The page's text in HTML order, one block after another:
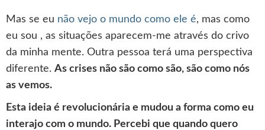
Mas se eu não vejo o mundo como ele é, mas como
eu sou , as situações aparecem-me através do crivo
da minha mente. Outra pessoa terá uma perspectiva
diferente. As crises não são como são, são como nós
as vemos.
Esta ideia é revolucionária e mudou a forma como eu
interajo com o mundo. Percebi que quando quero